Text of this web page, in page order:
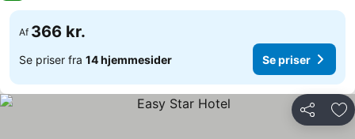
Af 366 kr.
Se priser fra 14 hjemmesider Se priser
Del